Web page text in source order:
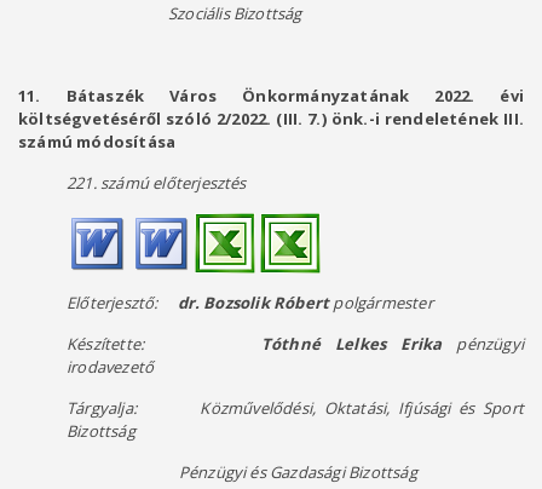
Szociális Bizottság
11. Bátaszék Város Önkormányzatának 2022. évi
költségvetéséről szóló 2/2022. (III. 7.) önk.-i rendeletének III.
számú módosítása
221. számú előterjesztés
Előterjesztő: dr. Bozsolik Róbertpolgármester
Készítette:
Tóthné Lelkes Erika pénzügyi
irodavezető
Tárgyalja: Közművelődési, Oktatási, Ifjúsági és Sport
Bizottság
Pénzügyi és Gazdasági Bizottság